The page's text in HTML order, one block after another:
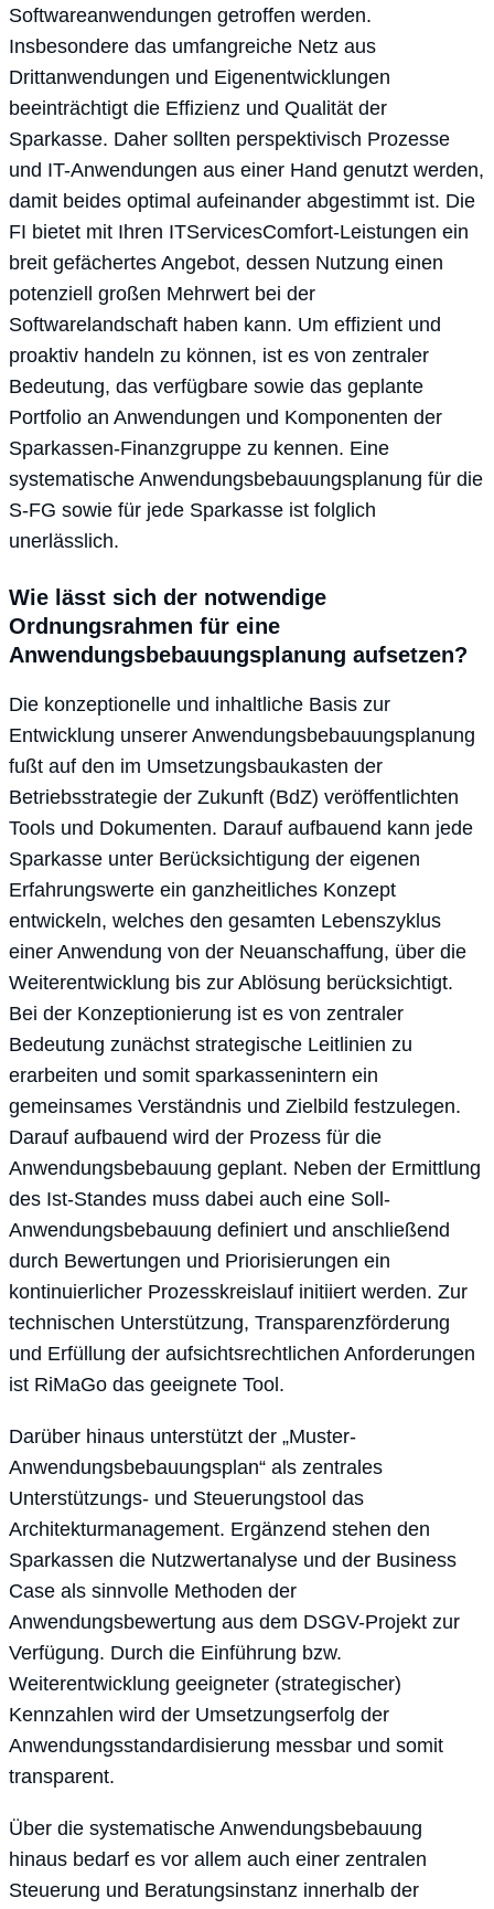
Softwareanwendungen getroffen werden.
Insbesondere das umfangreiche Netz aus
Drittanwendungen und Eigenentwicklungen
beeinträchtigt die Effizienz und Qualität der
Sparkasse. Daher sollten perspektivisch Prozesse
und IT-Anwendungen aus einer Hand genutzt werden,
damit beides optimal aufeinander abgestimmt ist. Die
FI bietet mit Ihren ITServicesComfort-Leistungen ein
breit gefächertes Angebot, dessen Nutzung einen
potenziell großen Mehrwert bei der
Softwarelandschaft haben kann. Um effizient und
proaktiv handeln zu können, ist es von zentraler
Bedeutung, das verfügbare sowie das geplante
Portfolio an Anwendungen und Komponenten der
Sparkassen-Finanzgruppe zu kennen. Eine
systematische Anwendungsbebauungsplanung für die
S-FG sowie für jede Sparkasse ist folglich
unerlässlich.
Wie lässt sich der notwendige
Ordnungsrahmen für eine
Anwendungsbebauungsplanung aufsetzen?
Die konzeptionelle und inhaltliche Basis zur
Entwicklung unserer Anwendungsbebauungsplanung
fußt auf den im Umsetzungsbaukasten der
Betriebsstrategie der Zukunft (BdZ) veröffentlichten
Tools und Dokumenten. Darauf aufbauend kann jede
Sparkasse unter Berücksichtigung der eigenen
Erfahrungswerte ein ganzheitliches Konzept
entwickeln, welches den gesamten Lebenszyklus
einer Anwendung von der Neuanschaffung, über die
Weiterentwicklung bis zur Ablösung berücksichtigt.
Bei der Konzeptionierung ist es von zentraler
Bedeutung zunächst strategische Leitlinien zu
erarbeiten und somit sparkassenintern ein
gemeinsames Verständnis und Zielbild festzulegen.
Darauf aufbauend wird der Prozess für die
Anwendungsbebauung geplant. Neben der Ermittlung
des Ist-Standes muss dabei auch eine Soll-
Anwendungsbebauung definiert und anschließend
durch Bewertungen und Priorisierungen ein
kontinuierlicher Prozesskreislauf initiiert werden. Zur
technischen Unterstützung, Transparenzförderung
und Erfüllung der aufsichtsrechtlichen Anforderungen
ist RiMaGo das geeignete Tool.
Darüber hinaus unterstützt der „Muster-
Anwendungsbebauungsplan“ als zentrales
Unterstützungs- und Steuerungstool das
Architekturmanagement. Ergänzend stehen den
Sparkassen die Nutzwertanalyse und der Business
Case als sinnvolle Methoden der
Anwendungsbewertung aus dem DSGV-Projekt zur
Verfügung. Durch die Einführung bzw.
Weiterentwicklung geeigneter (strategischer)
Kennzahlen wird der Umsetzungserfolg der
Anwendungsstandardisierung messbar und somit
transparent.
Über die systematische Anwendungsbebauung
hinaus bedarf es vor allem auch einer zentralen
Steuerung und Beratungsinstanz innerhalb der